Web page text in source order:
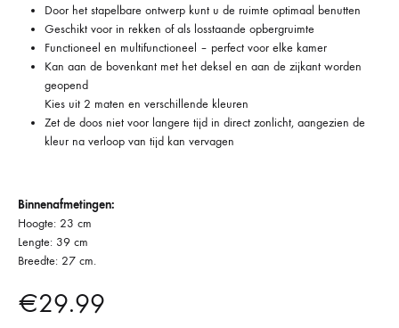
Door het stapelbare ontwerp kunt u de ruimte optimaal benutten
Geschikt voor in rekken of als losstaande opbergruimte
Functioneel en multifunctioneel – perfect voor elke kamer
Kan aan de bovenkant met het deksel en aan de zijkant worden
geopend
Kies uit 2 maten en verschillende kleuren
Zet de doos niet voor langere tijd in direct zonlicht, aangezien de
kleur na verloop van tijd kan vervagen
Binnenafmetingen:
Hoogte: 23 cm
Lengte: 39 cm
Breedte: 27 cm.
€29.99